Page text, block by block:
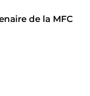
de la MFC